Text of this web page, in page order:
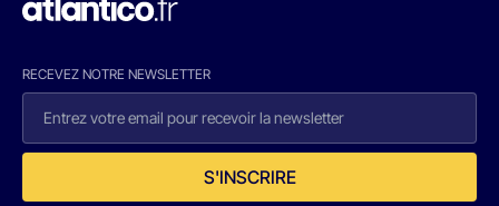
RECEVEZ NOTRE NEWSLETTER
S'INSCRIRE